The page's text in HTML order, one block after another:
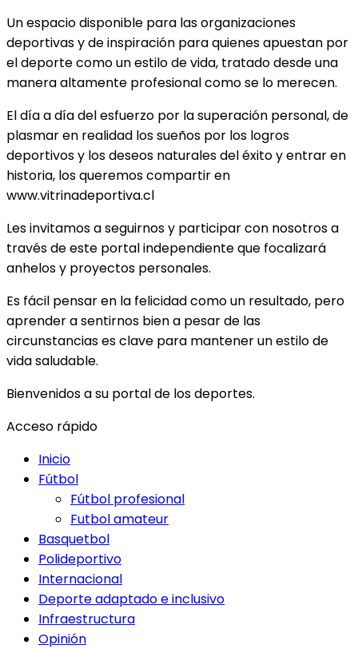
Un espacio disponible para las organizaciones
deportivas y de inspiración para quienes apuestan por
el deporte como un estilo de vida, tratado desde una
manera altamente profesional como se lo merecen.
El día a día del esfuerzo por la superación personal, de
plasmar en realidad los sueños por los logros
deportivos y los deseos naturales del éxito y entrar en
historia, los queremos compartir en
www.vitrinadeportiva.cl
Les invitamos a seguirnos y participar con nosotros a
través de este portal independiente que focalizará
anhelos y proyectos personales.
Es fácil pensar en la felicidad como un resultado, pero
aprender a sentirnos bien a pesar de las
circunstancias es clave para mantener un estilo de
vida saludable.
Bienvenidos a su portal de los deportes.
Acceso rápido
Inicio
Fútbol
Fútbol profesional
Futbol amateur
Basquetbol
Polideportivo
Internacional
Deporte adaptado e inclusivo
Infraestructura
Opinión